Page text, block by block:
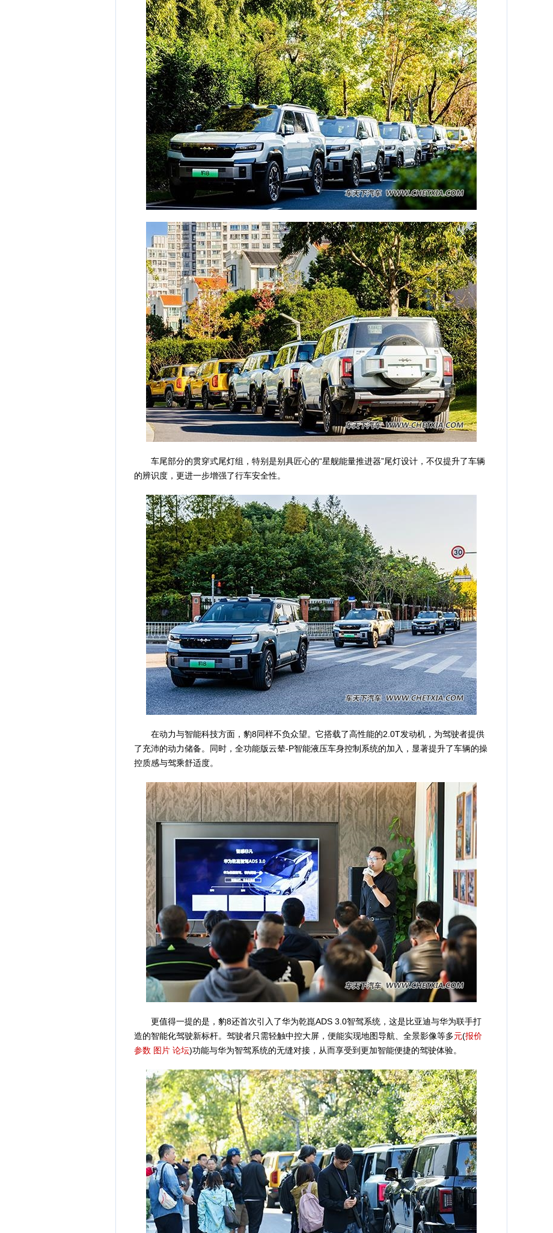
车尾部分的贯穿式尾灯组，特别是别具匠心的“星舰能量推进器”尾灯设计，不仅提升了车辆
的辨识度，更进一步增强了行车安全性。
在动力与智能科技方面，豹8同样不负众望。它搭载了高性能的2.0T发动机，为驾驶者提供
了充沛的动力储备。同时，全功能版云辇-P智能液压车身控制系统的加入，显著提升了车辆的操
控质感与驾乘舒适度。
更值得一提的是，豹8还首次引入了华为乾崑ADS 3.0智驾系统，这是比亚迪与华为联手打
造的智能化驾驶新标杆。驾驶者只需轻触中控大屏，便能实现地图导航、全景影像等多元(报价
参数 图片 论坛)功能与华为智驾系统的无缝对接，从而享受到更加智能便捷的驾驶体验。